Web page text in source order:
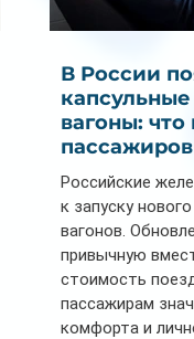
В России
вагоны:
пассажиров
Российские
к запуску
вагонов.
привычную
стоимость
пассажирам
комфорта и